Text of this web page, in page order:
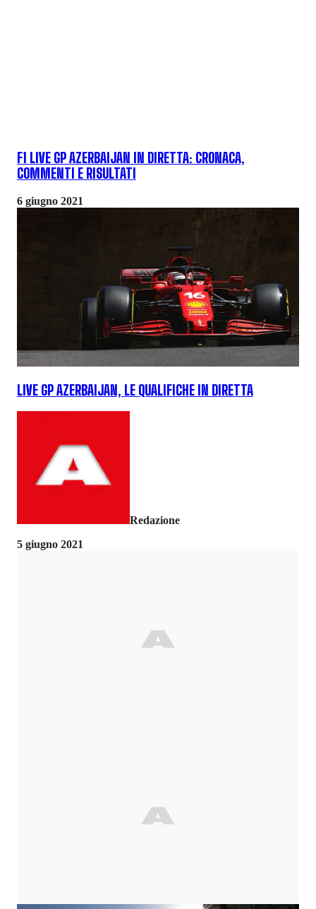
F1 LIVE GP AZERBAIJAN IN DIRETTA: CRONACA,
COMMENTI E RISULTATI
6 giugno 2021
LIVE GP AZERBAIJAN, LE QUALIFICHE IN DIRETTA
Redazione
5 giugno 2021